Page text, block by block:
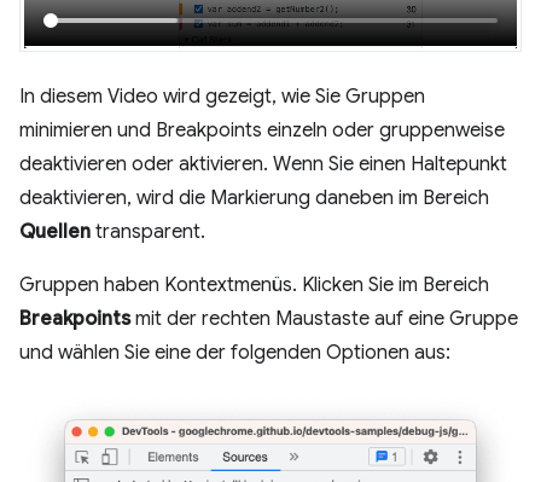
In diesem Video wird gezeigt, wie Sie Gruppen
minimieren und Breakpoints einzeln oder gruppenweise
deaktivieren oder aktivieren. Wenn Sie einen Haltepunkt
deaktivieren, wird die Markierung daneben im Bereich
Quellen transparent.
Gruppen haben Kontextmenüs. Klicken Sie im Bereich
Breakpointsmit der rechten Maustaste auf eine Gruppe
und wählen Sie eine der folgenden Optionen aus: